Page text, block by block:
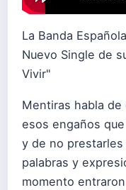
La Banda
Nuevo Single de
Vivir"
Mentiras habla
esos engaños
y de no prestarles
palabras y
momento